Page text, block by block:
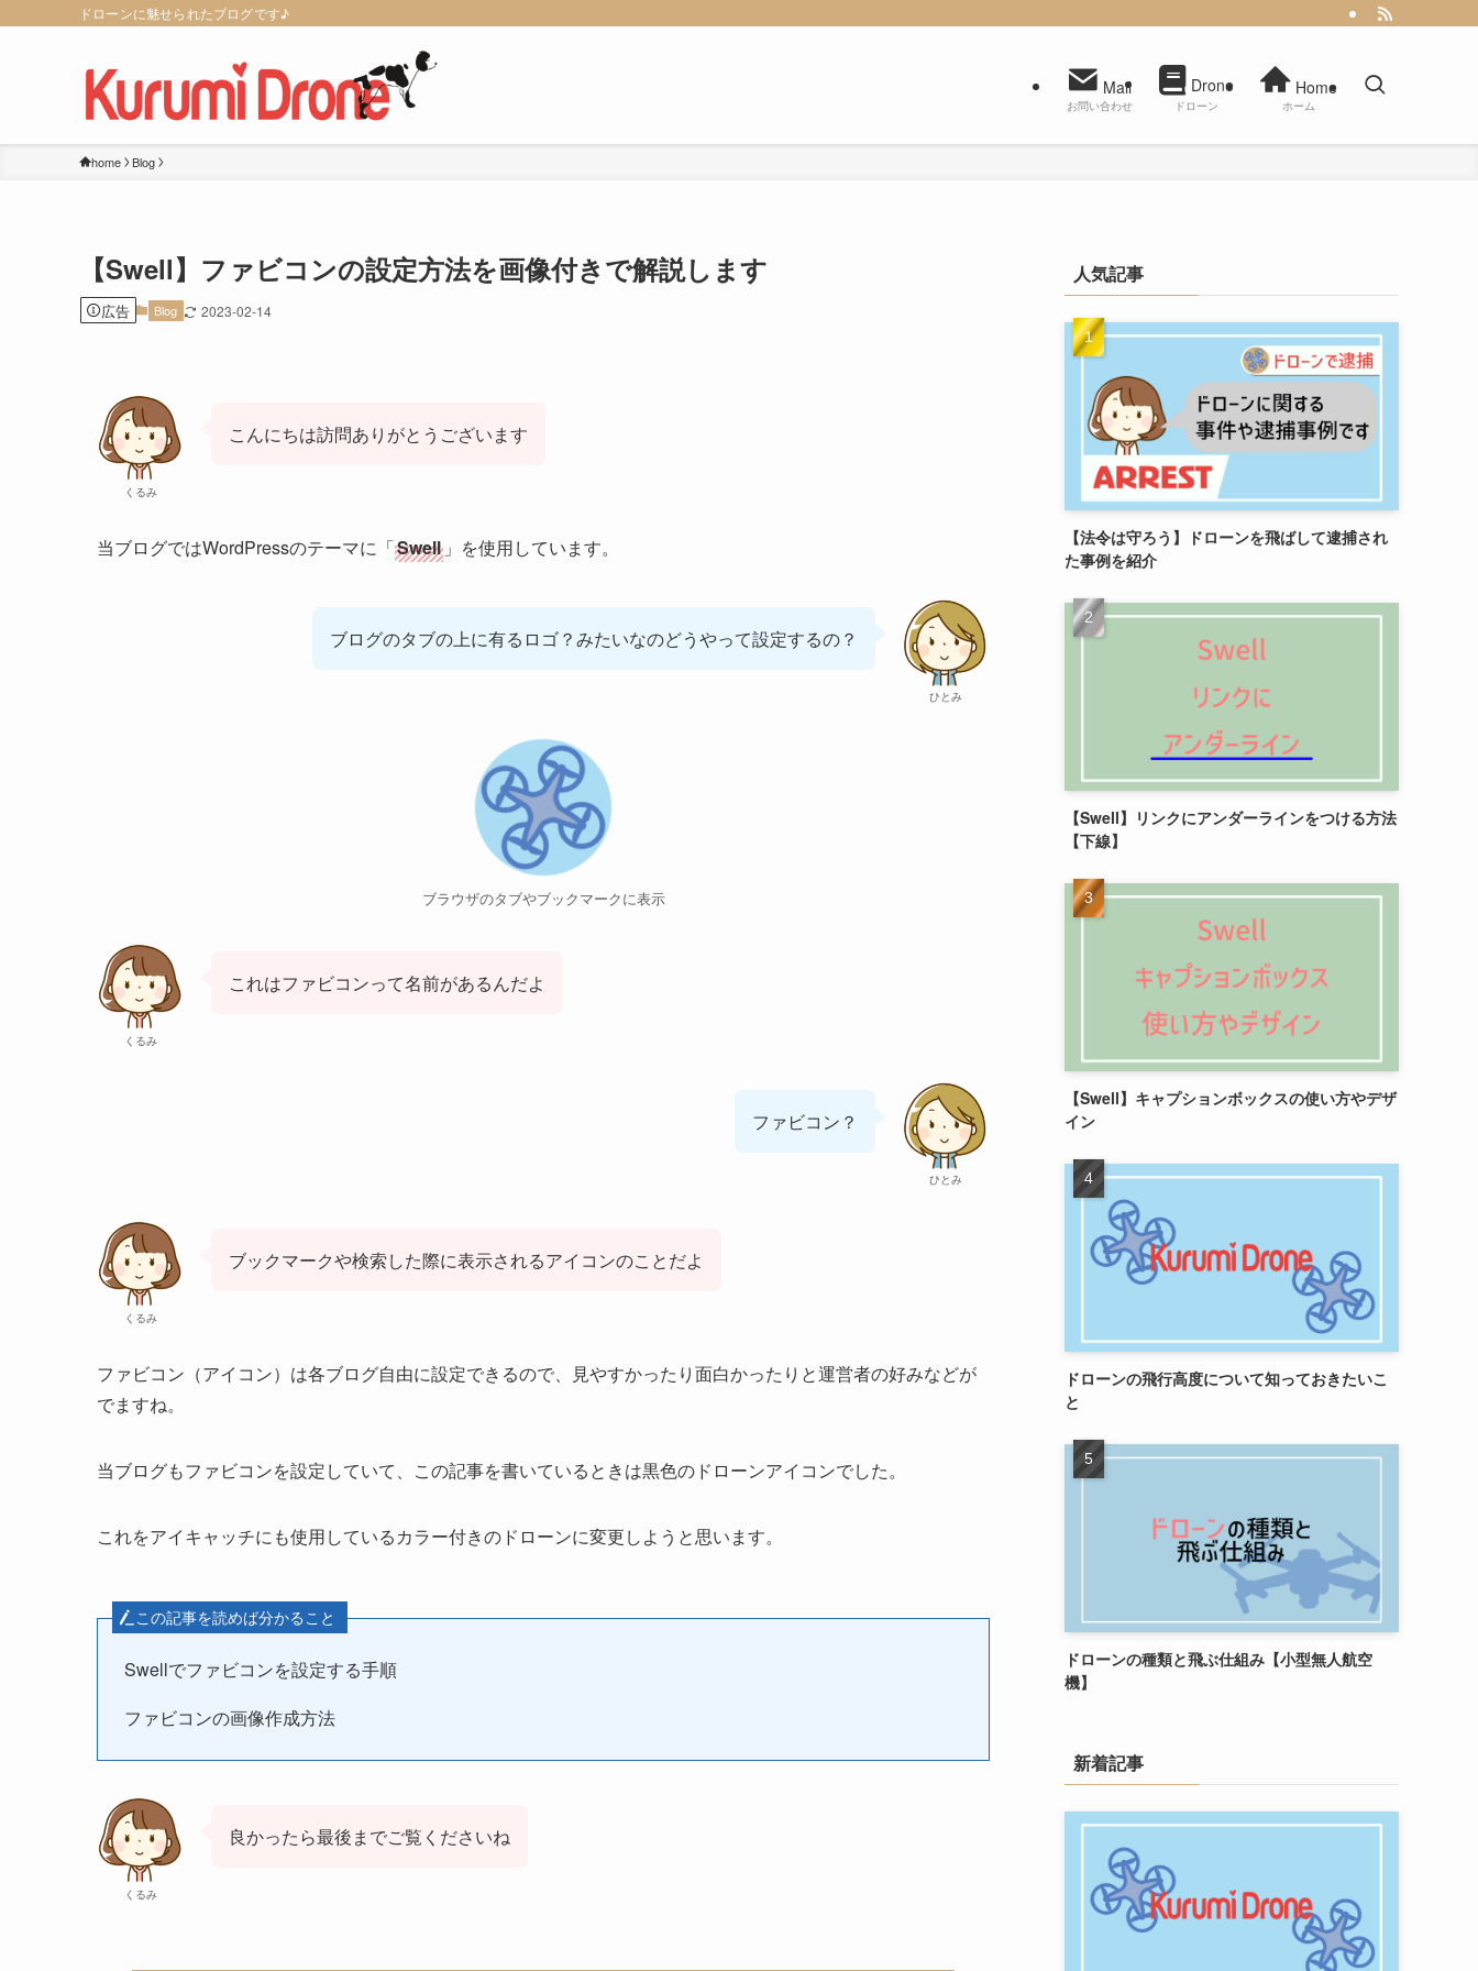
ドローンに魅せられたブログです♪
Mail
お問い合わせ
Drone
ドローン
Home
ホーム
home Blog
【Swell】ファビコンの設定方法を画像付きで解説します
広告 Blog 2023-02-14
くるみ
こんにちは訪問ありがとうございます
当ブログではWordPressのテーマに「Swell 」を使用しています。
ひとみ
ブログのタブの上に有るロゴ？みたいなのどうやって設定するの？
ブラウザのタブやブックマークに表示
くるみ
これはファビコンって名前があるんだよ
ひとみ
ファビコン？
くるみ
ブックマークや検索した際に表示されるアイコンのことだよ
ファビコン（アイコン）は各ブログ自由に設定できるので、見やすかったり面白かったりと運営者の好みなどが
でますね。
当ブログもファビコンを設定していて、この記事を書いているときは黒色のドローンアイコンでした。
これをアイキャッチにも使用しているカラー付きのドローンに変更しようと思います。
この記事を読めば分かること
Swellでファビコンを設定する手順
ファビコンの画像作成方法
くるみ
良かったら最後までご覧くださいね
人気記事
【法令は守ろう】ドローンを飛ばして逮捕され
た事例を紹介
【Swell】リンクにアンダーラインをつける方法
【下線】
【Swell】キャプションボックスの使い方やデザ
イン
ドローンの飛行高度について知っておきたいこ
と
ドローンの種類と飛ぶ仕組み【小型無人航空
機】
新着記事